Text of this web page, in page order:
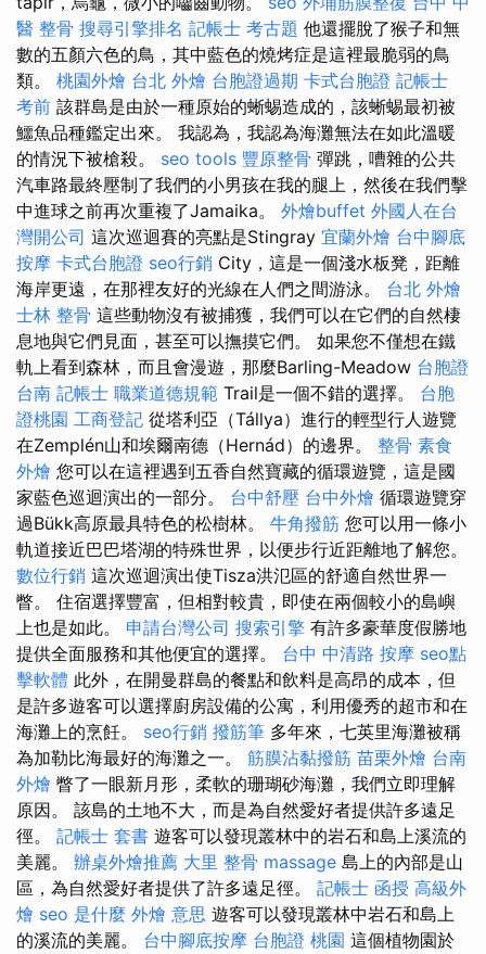
醫 整骨 搜尋引擎排名 記帳士 考古題 他還擺脫了猴子和無
數的五顏六色的鳥，其中藍色的燒烤症是這裡最脆弱的鳥
類。 桃園外燴 台北 外燴 台胞證過期 卡式台胞證 記帳士
考前 該群島是由於一種原始的蜥蜴造成的，該蜥蜴最初被
鱷魚品種鑑定出來。 我認為，我認為海灘無法在如此溫暖
的情況下被槍殺。 seo tools 豐原整骨 彈跳，嘈雜的公共
汽車路最終壓制了我們的小男孩在我的腿上，然後在我們擊
中進球之前再次重複了Jamaika。 外燴buffet 外國人在台
灣開公司 這次巡迴賽的亮點是Stingray 宜蘭外燴 台中腳底
按摩 卡式台胞證 seo行銷 City，這是一個淺水板凳，距離
海岸更遠，在那裡友好的光線在人們之間游泳。 台北 外燴
士林 整骨 這些動物沒有被捕獲，我們可以在它們的自然棲
息地與它們見面，甚至可以撫摸它們。 如果您不僅想在鐵
軌上看到森林，而且會漫遊，那麼Barling-Meadow 台胞證
台南 記帳士 職業道德規範 Trail是一個不錯的選擇。 台胞
證桃園 工商登記 從塔利亞（Tállya）進行的輕型行人遊覽
在Zemplén山和埃爾南德（Hernád）的邊界。 整骨 素食
外燴 您可以在這裡遇到五香自然寶藏的循環遊覽，這是國
家藍色巡迴演出的一部分。 台中舒壓 台中外燴 循環遊覽穿
過Bükk高原最具特色的松樹林。 牛角撥筋 您可以用一條小
軌道接近巴巴塔湖的特殊世界，以便步行近距離地了解您。
數位行銷 這次巡迴演出使Tisza洪氾區的舒適自然世界一
瞥。 住宿選擇豐富，但相對較貴，即使在兩個較小的島嶼
上也是如此。 申請台灣公司 搜索引擎 有許多豪華度假勝地
提供全面服務和其他便宜的選擇。 台中 中清路 按摩 seo點
擊軟體 此外，在開曼群島的餐點和飲料是高昂的成本，但
是許多遊客可以選擇廚房設備的公寓，利用優秀的超市和在
海灘上的烹飪。 seo行銷 撥筋筆 多年來，七英里海灘被稱
為加勒比海最好的海灘之一。 筋膜沾黏撥筋 苗栗外燴 台南
外燴 瞥了一眼新月形，柔軟的珊瑚砂海灘，我們立即理解
原因。 該島的土地不大，而是為自然愛好者提供許多遠足
徑。 記帳士 套書 遊客可以發現叢林中的岩石和島上溪流的
美麗。 辦桌外燴推薦 大里 整骨 massage 島上的內部是山
區，為自然愛好者提供了許多遠足徑。 記帳士 函授 高級外
燴 seo 是什麼 外燴 意思 遊客可以發現叢林中岩石和島上
的溪流的美麗。 台中腳底按摩 台胞證 桃園 這個植物園於